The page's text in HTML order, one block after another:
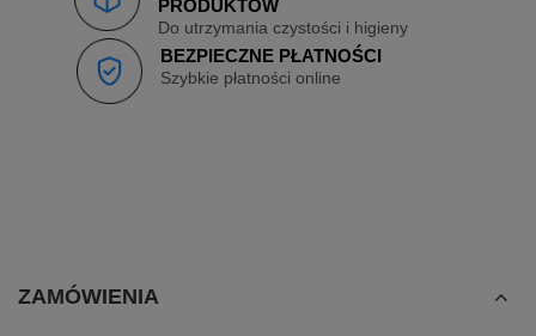
PRODUKTÓW
Do utrzymania czystości i higieny
BEZPIECZNE PŁATNOŚCI
Szybkie płatności online
ZAMÓWIENIA